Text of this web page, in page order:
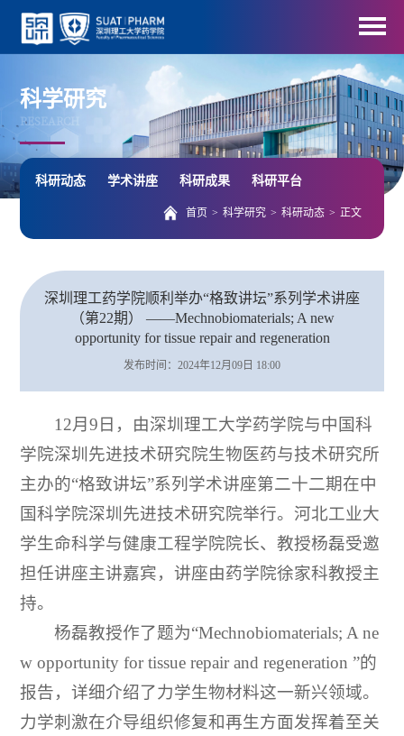
科学研究
RESEARCH
科研动态 学术讲座 科研成果 科研平台
首页 > 科学研究 > 科研动态 > 正文
深圳理工药学院顺利举办“格致讲坛”系列学术讲座
（第22期） ——Mechnobiomaterials; A new
opportunity for tissue repair and regeneration
发布时间：2024年12月09日 18:00
12月9日，由深圳理工大学药学院与中国科
学院深圳先进技术研究院生物医药与技术研究所
主办的“格致讲坛”系列学术讲座第二十二期在中
国科学院深圳先进技术研究院举行。河北工业大
学生命科学与健康工程学院院长、教授杨磊受邀
担任讲座主讲嘉宾，讲座由药学院徐家科教授主
持。
杨磊教授作了题为“Mechnobiomaterials; A ne
w opportunity for tissue repair and regeneration ”的
报告，详细介绍了力学生物材料这一新兴领域。
力学刺激在介导组织修复和再生方面发挥着至关